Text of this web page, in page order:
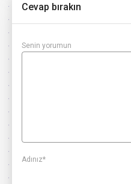
Cevap bırakın
Senin yorumun
Adınız*